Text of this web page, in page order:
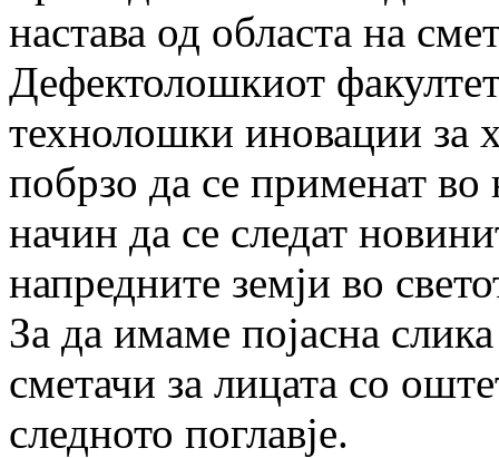
настава од областа на
Дефектолошкиот
технолошки иновации за
побрзо да се применат во
начин да се следат
напредните земји во
За да имаме појасна
сметачи за лицата со
следното поглавје.